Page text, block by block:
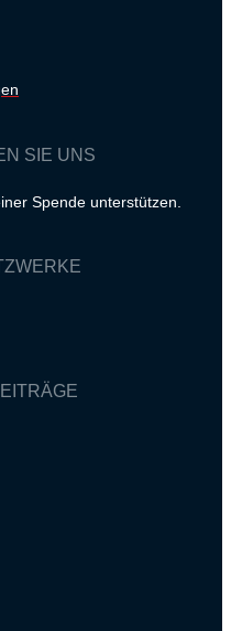
SIE UNS
Spende unterstützen.